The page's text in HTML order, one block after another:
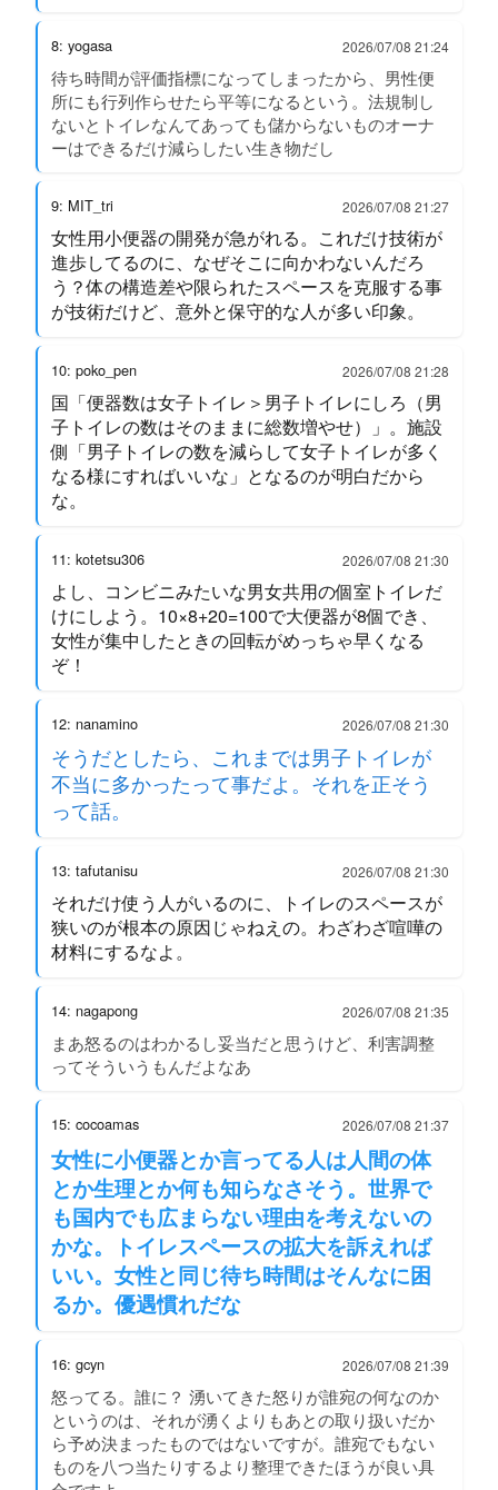
8: yogasa 2026/07/08 21:24
待ち時間が評価指標になってしまったから、男性便
所にも行列作らせたら平等になるという。法規制し
ないとトイレなんてあっても儲からないものオーナ
ーはできるだけ減らしたい生き物だし
9: MIT_tri 2026/07/08 21:27
女性用小便器の開発が急がれる。これだけ技術が
進歩してるのに、なぜそこに向かわないんだろ
う？体の構造差や限られたスペースを克服する事
が技術だけど、意外と保守的な人が多い印象。
10: poko_pen 2026/07/08 21:28
国「便器数は女子トイレ＞男子トイレにしろ（男
子トイレの数はそのままに総数増やせ）」。施設
側「男子トイレの数を減らして女子トイレが多く
なる様にすればいいな」となるのが明白だから
な。
11: kotetsu306 2026/07/08 21:30
よし、コンビニみたいな男女共用の個室トイレだ
けにしよう。10×8+20=100で大便器が8個でき、
女性が集中したときの回転がめっちゃ早くなる
ぞ！
12: nanamino 2026/07/08 21:30
そうだとしたら、これまでは男子トイレが
不当に多かったって事だよ。それを正そう
って話。
13: tafutanisu 2026/07/08 21:30
それだけ使う人がいるのに、トイレのスペースが
狭いのが根本の原因じゃねえの。わざわざ喧嘩の
材料にするなよ。
14: nagapong 2026/07/08 21:35
まあ怒るのはわかるし妥当だと思うけど、利害調整
ってそういうもんだよなあ
15: cocoamas 2026/07/08 21:37
女性に小便器とか言ってる人は人間の体
とか生理とか何も知らなさそう。世界で
も国内でも広まらない理由を考えないの
かな。トイレスペースの拡大を訴えれば
いい。女性と同じ待ち時間はそんなに困
るか。優遇慣れだな
16: gcyn 2026/07/08 21:39
怒ってる。誰に？ 湧いてきた怒りが誰宛の何なのか
というのは、それが湧くよりもあとの取り扱いだか
ら予め決まったものではないですが。誰宛でもない
ものを八つ当たりするより整理できたほうが良い具